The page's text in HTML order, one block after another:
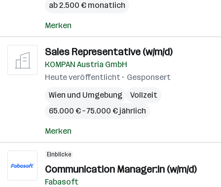
ab 2.500 € monatlich
Merken
Sales Representative (w/m/d)
KOMPAN Austria GmbH
Heute veröffentlicht
Gesponsert
Wien und Umgebung
Vollzeit
65.000 € – 75.000 € jährlich
Merken
Einblicke
Communication Manager:in (w/m/d)
Fabasoft